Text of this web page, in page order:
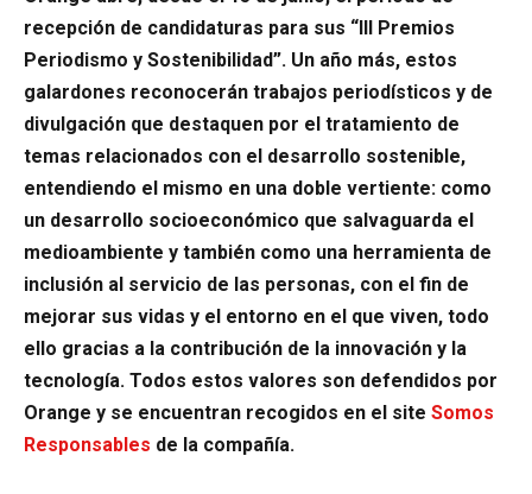
recepción de candidaturas para sus “III Premios
Periodismo y Sostenibilidad”. Un año más, estos
galardones reconocerán trabajos periodísticos y de
divulgación que destaquen por el tratamiento de
temas relacionados con el desarrollo sostenible,
entendiendo el mismo en una doble vertiente: como
un desarrollo socioeconómico que salvaguarda el
medioambiente y también como una herramienta de
inclusión al servicio de las personas, con el fin de
mejorar sus vidas y el entorno en el que viven, todo
ello gracias a la contribución de la innovación y la
tecnología. Todos estos valores son defendidos por
Orange y se encuentran recogidos en el site Somos
Responsables de la compañía.